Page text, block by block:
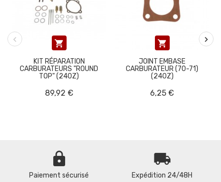

KIT RÉPARATION
CARBURATEURS "ROUND
TOP" (240Z)
89,92 €

JOINT EMBASE
CARBURATEUR (70-71)
(240Z)
6,25 €
lock
Paiement sécurisé
local_shipping
Expédition 24/48H